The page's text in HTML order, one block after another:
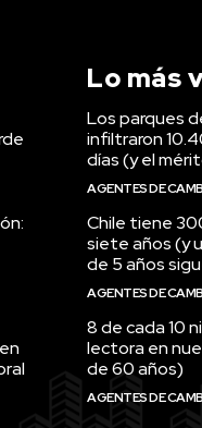
Lo más
Los parques
infiltraron
días (y el
AGENTES DE
Chile tiene
siete años (y
de 5 años
AGENTES DE
8 de cada 10
lectora en
de 60 años)
AGENTES DE